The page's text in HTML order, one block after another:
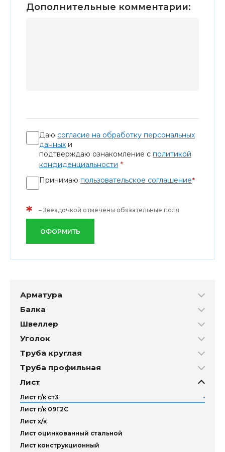
Арматура
Балка
Швеллер
Уголок
Труба круглая
Труба профильная
Лист
Лист г/к ст3
Лист г/к 09Г2С
Лист х/к
Лист оцинкованный стальной
Лист конструкционный
Дополнительные комментарии:
Даю согласие на обработку персональных
данных и
подтверждаю ознакомление с политикой
конфиденциальности *
Принимаю пользовательское соглашение*
* – Звездочкой отмечены обязательные поля
ОФОРМИТЬ